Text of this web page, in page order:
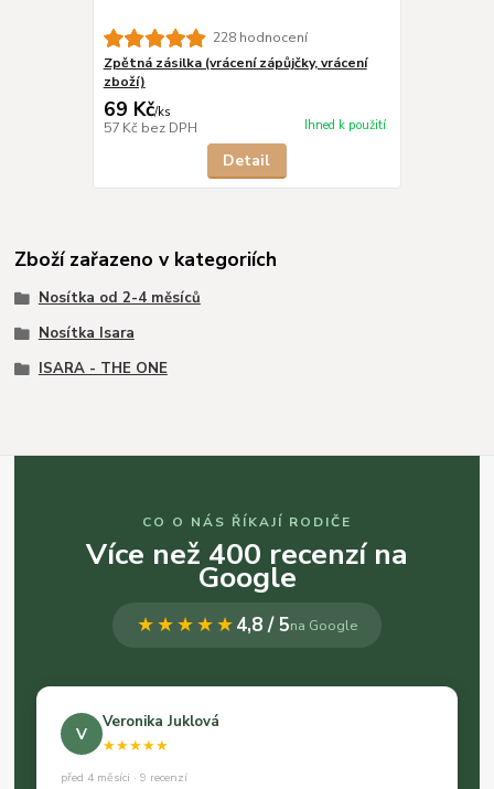
228 hodnocení
Zpětná zásilka (vrácení zápůjčky, vrácení
zboží)
69 Kč/ks
57 Kč bez DPH Ihned k použití
Detail
Zboží zařazeno v kategoriích
Nosítka od 2-4 měsíců
Nosítka Isara
ISARA - THE ONE
CO O NÁS ŘÍKAJÍ RODIČE
Více než 400 recenzí na
Google
★★★★★4,8 / 5na Google
V
Veronika Juklová
★★★★★
před 4 měsíci · 9 recenzí